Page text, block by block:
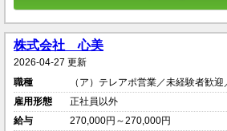
株式会社 心美
2026-04-27 更新
職種
（ア）テレアポ営業／未経験者歓迎
雇用形態
正社員以外
給与
270,000円～270,000円